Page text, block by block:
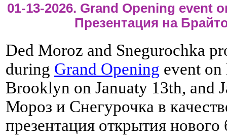
01-13-2026. Grand Opening event
Презентация на
Ded Moroz and Snegurochka
during Grand Opening event
Brooklyn on Januaty 13th, and
Мороз и Снегурочка в
презентация открытия